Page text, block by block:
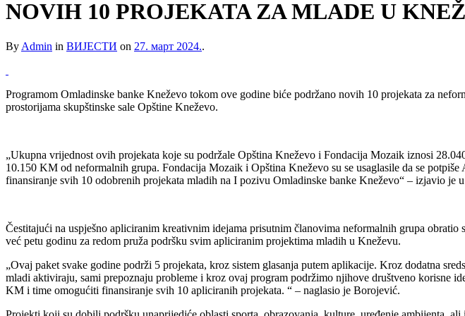
NOVIH 10 PROJEKATA ZA MLADE U
By Admin in ВИЈЕСТИ on 27. март 2024..
Programom Omladinske banke Kneževo tokom ove godine biće podržano novih 10 projekata za
prostorijama skupštinske sale Opštine Kneževo.
„Ukupna vrijednost ovih projekata koje su podržale Opština Kneževo i Fondacija Mozaik iznosi
10.150 KM od neformalnih grupa. Fondacija Mozaik i Opština Kneževo su se usaglasile da se
finansiranje svih 10 odobrenih projekata mladih na I pozivu Omladinske banke Kneževo“ – izjavio
Čestitajući na uspješno apliciranim kreativnim idejama prisutnim članovima neformalnih grupa
već petu godinu za redom pruža podršku svim apliciranim projektima mladih u Kneževu.
„Ovaj paket svake godine podrži 5 projekata, kroz sistem glasanja putem aplikacije. Kroz dodatna
mladi aktiviraju, sami prepoznaju probleme i kroz ovaj program podržimo njihove društveno korisne
KM i time omogućiti finansiranje svih 10 apliciranih projekata. “ – naglasio je Borojević.